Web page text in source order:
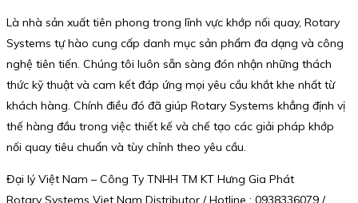
Là nhà sản xuất tiên phong trong lĩnh vực khớp nối quay, Rotary
Systems tự hào cung cấp danh mục sản phẩm đa dạng và công
nghệ tiên tiến. Chúng tôi luôn sẵn sàng đón nhận những thách
thức kỹ thuật và cam kết đáp ứng mọi yêu cầu khắt khe nhất từ
khách hàng. Chính điều đó đã giúp Rotary Systems khẳng định vị
thế hàng đầu trong việc thiết kế và chế tạo các giải pháp khớp
nối quay tiêu chuẩn và tùy chỉnh theo yêu cầu.
Đại lý Việt Nam – Công Ty TNHH TM KT Hưng Gia Phát
Rotary Systems Viet Nam Distributor / Hotline : 0938336079 /